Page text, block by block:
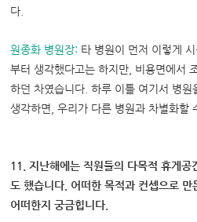
다.
원종화 병원장: 타 병원이 먼저 이렇게
부터 생각했다고는 하지만, 비용면에서
하던 차였습니다. 하루 이틀 여기서 병원
생각하면, 우리가 다른 병원과 차별화할
11. 지난해에는 직원들의 다목적 휴게공
도 했습니다. 어떠한 목적과 컨셉으로
어떠한지 궁금힙니다.